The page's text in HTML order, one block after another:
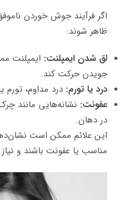
اگر فرآیند جوش خوردن
ظاهر شوند:
لق شدن ایمپلنت: ایمپلنت
جویدن حرکت کند.
درد یا تورم: درد مداوم، تورم
عفونت: نشانه‌هایی مانند
در دهان.
این علائم ممکن است
مناسب یا عفونت باشند و